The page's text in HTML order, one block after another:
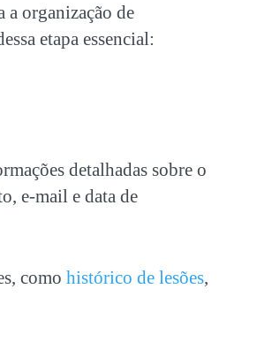
a organização de
etapa essencial:
detalhadas sobre o
e-mail e data de
como histórico de lesões,